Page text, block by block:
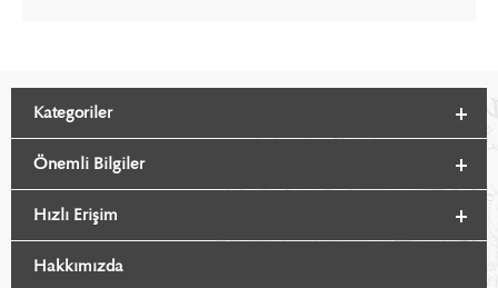
Kategoriler
Önemli Bilgiler
Hızlı Erişim
Hakkımızda